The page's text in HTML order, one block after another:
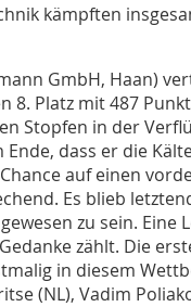
kämpften
GmbH, Haan)
Platz mit 487
Stopfen in der
dass er die
auf einen
Es blieb
zu sein. Eine
zählt. Die
in diesem
(NL), Vadim